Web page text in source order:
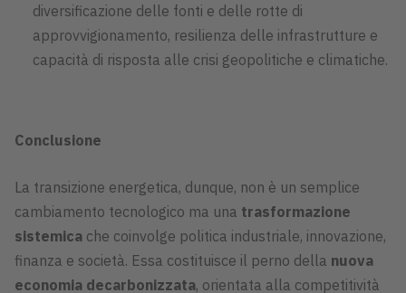
diversificazione delle fonti e delle rotte di
approvvigionamento, resilienza delle infrastrutture e
capacità di risposta alle crisi geopolitiche e climatiche.
Conclusione
La transizione energetica, dunque, non è un semplice
cambiamento tecnologico ma una trasformazione
sistemica che coinvolge politica industriale, innovazione,
finanza e società. Essa costituisce il perno della nuova
economia decarbonizzata, orientata alla competitività